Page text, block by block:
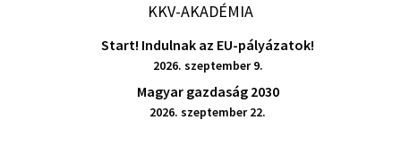
KKV-AKADÉMIA
Start! Indulnak az EU-pályázatok!
2026. szeptember 9.
Magyar gazdaság 2030
2026. szeptember 22.